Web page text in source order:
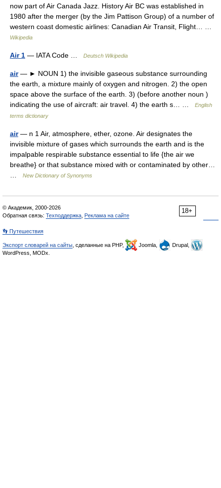
now part of Air Canada Jazz. History Air BC was established in
1980 after the merger (by the Jim Pattison Group) of a number of
western coast domestic airlines: Canadian Air Transit, Flight… …
Wikipedia
Air 1 — IATA Code … Deutsch Wikipedia
air— ► NOUN 1) the invisible gaseous substance surrounding
the earth, a mixture mainly of oxygen and nitrogen. 2) the open
space above the surface of the earth. 3) (before another noun )
indicating the use of aircraft: air travel. 4) the earth s… …
English
terms dictionary
air— n 1 Air, atmosphere, ether, ozone. Air designates the
invisible mixture of gases which surrounds the earth and is the
impalpable respirable substance essential to life {the air we
breathe} or that substance mixed with or contaminated by other…
New Dictionary of Synonyms
18+
© Академик, 2000-2026
Обратная связь: Техподдержка Реклама на сайте
👣 Путешествия
Экспорт словарей на сайты , сделанные на PHP, Joomla,
Drupal,
WordPress, MODx.